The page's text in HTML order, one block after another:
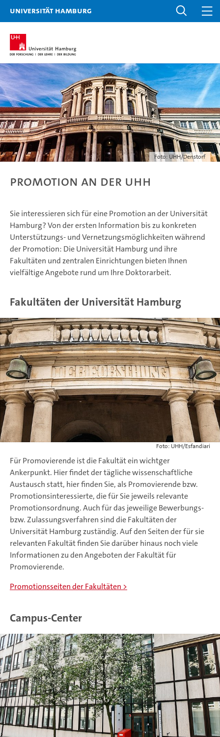
Universität Hamburg
Foto: UHH/Denstorf
Promotion an der UHH
Sie interessieren sich für eine Promotion an der Universität
Hamburg? Von der ersten Information bis zu konkreten
Unterstützungs- und Vernetzungsmöglichkeiten während
der Promotion: Die Universität Hamburg und ihre
Fakultäten und zentralen Einrichtungen bieten Ihnen
vielfältige Angebote rund um Ihre Doktorarbeit.
Fakultäten der Universität Hamburg
Foto: UHH/Esfandiari
Für Promovierende ist die Fakultät ein wichtger
Ankerpunkt. Hier findet der tägliche wissenschaftliche
Austausch statt, hier finden Sie, als Promovierende bzw.
Promotionsinteressierte, die für Sie jeweils relevante
Promotionsordnung. Auch für das jeweilige Bewerbungs-
bzw. Zulassungsverfahren sind die Fakultäten der
Universität Hamburg zuständig. Auf den Seiten der für sie
relevanten Fakultät finden Sie darüber hinaus noch viele
Informationen zu den Angeboten der Fakultät für
Promovierende.
Promotionsseiten der Fakultäten
Campus-Center